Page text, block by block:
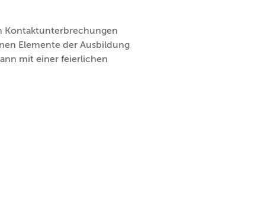
Kontaktunterbrechungen
Elemente der Ausbildung
mit einer feierlichen